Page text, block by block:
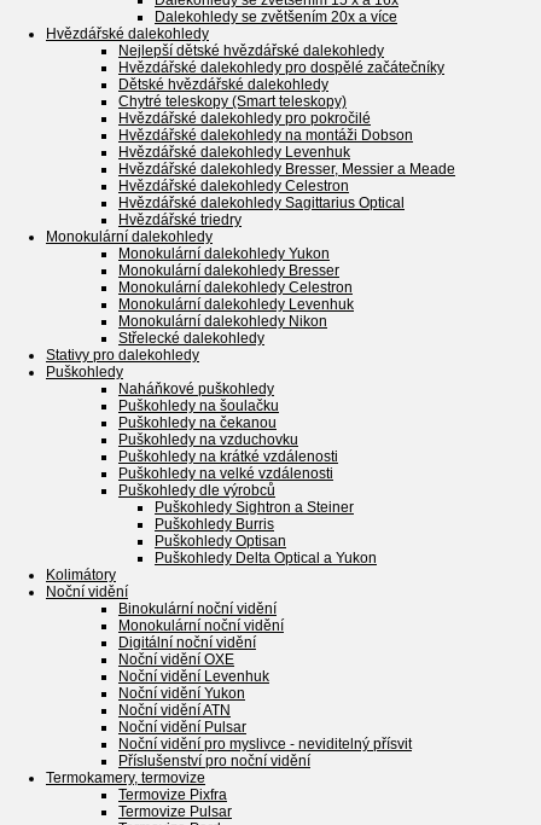
Dalekohledy se zvětšením 20x a více
Hvězdářské dalekohledy
Nejlepší dětské hvězdářské dalekohledy
Hvězdářské dalekohledy pro dospělé začátečníky
Dětské hvězdářské dalekohledy
Chytré teleskopy (Smart teleskopy)
Hvězdářské dalekohledy pro pokročilé
Hvězdářské dalekohledy na montáži Dobson
Hvězdářské dalekohledy Levenhuk
Hvězdářské dalekohledy Bresser, Messier a Meade
Hvězdářské dalekohledy Celestron
Hvězdářské dalekohledy Sagittarius Optical
Hvězdářské triedry
Monokulární dalekohledy
Monokulární dalekohledy Yukon
Monokulární dalekohledy Bresser
Monokulární dalekohledy Celestron
Monokulární dalekohledy Levenhuk
Monokulární dalekohledy Nikon
Střelecké dalekohledy
Stativy pro dalekohledy
Puškohledy
Naháňkové puškohledy
Puškohledy na šoulačku
Puškohledy na čekanou
Puškohledy na vzduchovku
Puškohledy na krátké vzdálenosti
Puškohledy na velké vzdálenosti
Puškohledy dle výrobců
Puškohledy Sightron a Steiner
Puškohledy Burris
Puškohledy Optisan
Puškohledy Delta Optical a Yukon
Kolimátory
Noční vidění
Binokulární noční vidění
Monokulární noční vidění
Digitální noční vidění
Noční vidění OXE
Noční vidění Levenhuk
Noční vidění Yukon
Noční vidění ATN
Noční vidění Pulsar
Noční vidění pro myslivce - neviditelný přísvit
Příslušenství pro noční vidění
Termokamery, termovize
Termovize Pixfra
Termovize Pulsar